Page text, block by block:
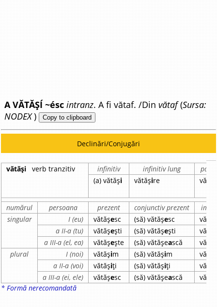
A VĂTĂȘÍ ~ésc intranz. A fi vătaf. /Dinvătaf(Sursa:
NODEX) Copy to clipboard
Declinări/Conjugări
vătăși verb tranzitiv infinitiv infinitiv lung
(a) vătăși vătășire vătăș
numărul persoana prezent conjunctiv prezent
singular
I (eu) vătășesc (să) vătășesc
a II-a (tu)
vătășești (să) vătășești
a III-a (el, ea)
vătășește (să) vătășească
plural
I (noi) vătășim (să) vătășim
a II-a (voi)
vătășiți (să) vătășiți
a III-a (ei, ele)
vătășesc (să) vătășească
* Formă nerecomandată